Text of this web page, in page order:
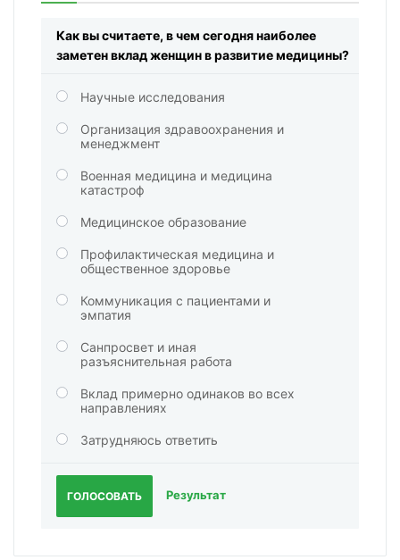
Как вы считаете, в чем сегодня наиболее
заметен вклад женщин в развитие медицины?
Научные исследования
Организация здравоохранения и
менеджмент
Военная медицина и медицина
катастроф
Медицинское образование
Профилактическая медицина и
общественное здоровье
Коммуникация с пациентами и
эмпатия
Санпросвет и иная
разъяснительная работа
Вклад примерно одинаков во всех
направлениях
Затрудняюсь ответить
ГОЛОСОВАТЬ Результат